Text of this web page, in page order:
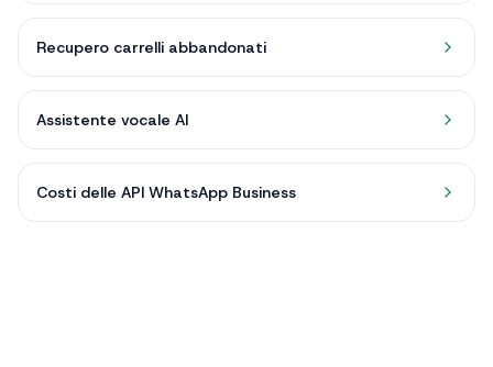
Recupero carrelli abbandonati
Assistente vocale AI
Costi delle API WhatsApp Business